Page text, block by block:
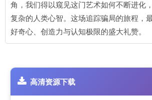
角，我们得以窥见这门艺术如何不断进化
复杂的人类心智。这场追踪骗局的旅程，
好奇心、创造力与认知极限的盛大礼赞。
高清资源下载